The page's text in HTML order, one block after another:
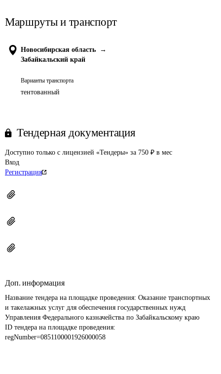
Маршруты и транспорт
Новосибирская область
→
Забайкальский край
Варианты транспорта
тентованный
Тендерная документация
Доступно только с лицензией «Тендеры» за 750 ₽ в мес
Вход
Регистрация
Доп. информация
Название тендера на площадке проведения: Оказание транспортных
и такелажных услуг для обеспечения государственных нужд
Управления Федерального казначейства по Забайкальскому краю
ID тендера на площадке проведения:
regNumber=0851100001926000058